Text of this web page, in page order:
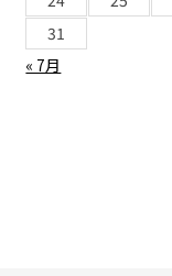
« 7月
31